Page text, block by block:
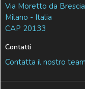
Via Moretto da
Milano - Italia
CAP 20133
Contatti
Contatta il nostro